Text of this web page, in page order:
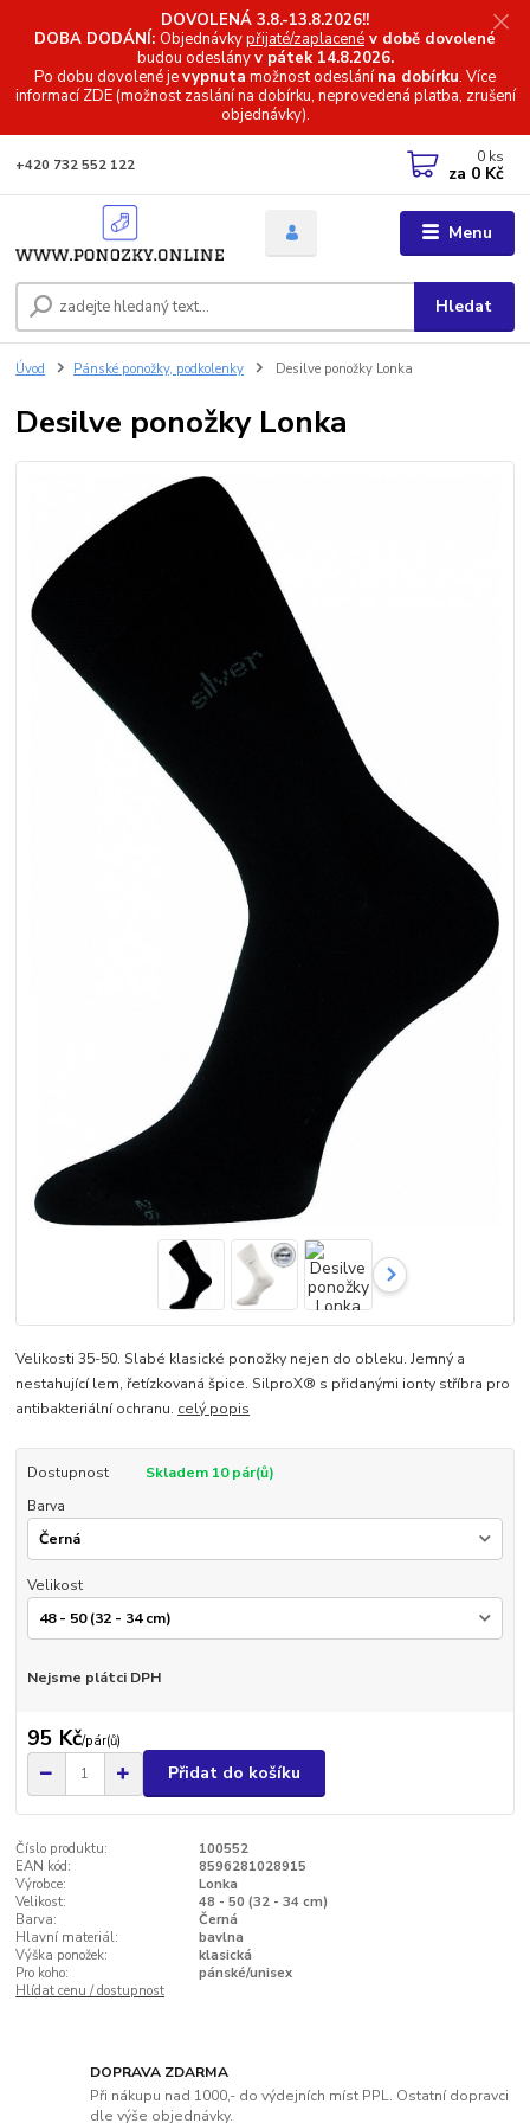
DOVOLENÁ 3.8.-13.8.2026!!
DOBA DODÁNÍ: Objednávkypřijaté/zaplacené v době dovolené
budou odeslányv pátek 14.8.2026.
Po dobu dovolené jevypnuta možnost odeslánína dobírku. Více
informacíZDE (možnost zaslání na dobírku, neprovedená platba, zrušení
objednávky).
Menu
Hledat
+420 732 552 122 0 ks
za 0 Kč
Úvod Pánské ponožky, podkolenky Desilve ponožky Lonka
Desilve ponožky Lonka
Velikosti 35-50. Slabé klasické ponožky nejen do obleku. Jemný a
nestahující lem, řetízkovaná špice. SilproX® s přidanými ionty stříbra pro
antibakteriální ochranu. celý popis
Dostupnost
Skladem 10 pár(ů)
Barva
Velikost
Nejsme plátci DPH
95 Kč/pár(ů)
Přidat do košíku
Číslo produktu:
100552
EAN kód:
8596281028915
Výrobce:
Lonka
Velikost:
48 - 50 (32 - 34 cm)
Barva:
Černá
Hlavní materiál:
bavlna
Výška ponožek:
klasická
Pro koho:
pánské/unisex
Hlídat cenu / dostupnost
DOPRAVA ZDARMA
Při nákupu nad 1000,- do výdejních míst PPL. Ostatní dopravci
dle výše objednávky.